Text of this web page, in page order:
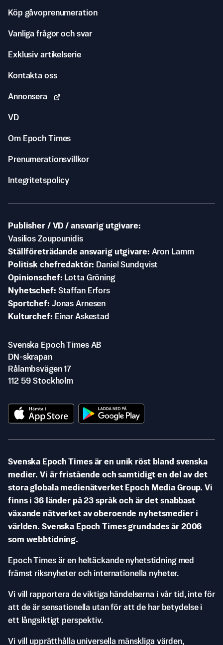
Köp gåvoprenumeration
Vanliga frågor och svar
Exklusiv artikelserie
Kontakta oss
Annonsera
VD
Om Epoch Times
Prenumerationsvillkor
Integritetspolicy
Publisher / VD / ansvarig utgivare
Vasilios Zoupounidis
Ställföreträdande ansvarig utgivare Aron Lamm
Politisk chefredaktör Daniel Sundqvist
Opinionschef Lotta Gröning
Nyhetschef Staffan Erfors
Sportchef Jonas Arnesen
Kulturchef
Einar Askestad
Svenska Epoch Times AB
DN-skrapan
Rålambsvägen 17
112 59 Stockholm
Svenska Epoch Times är en unik röst bland svenska
medier. Vi är fristående och samtidigt en del av det
stora globala medienätverket Epoch Media Group. Vi
finns i 36 länder på 23 språk och är det snabbast
växande nätverket av oberoende nyhetsmedier i
världen. Svenska Epoch Times grundades år 2006
som webbtidning.
Epoch Times är en heltäckande nyhetstidning med
främst riksnyheter och internationella nyheter.
Vi vill rapportera de viktiga händelserna i vår tid, inte för
att de är sensationella utan för att de har betydelse i
ett långsiktigt perspektiv.
Vi vill upprätthålla universella mänskliga värden,